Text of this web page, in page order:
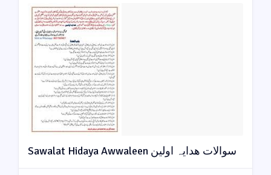
Sawalat Hidaya Awwaleen سوالات ھدایہ اولین